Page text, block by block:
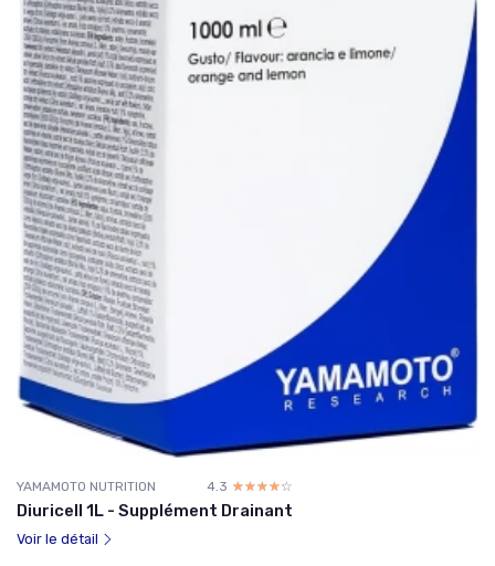
YAMAMOTO NUTRITION 4.3 ☆☆☆☆☆
★★★★★
Diuricell 1L - Supplément Drainant
Voir le détail